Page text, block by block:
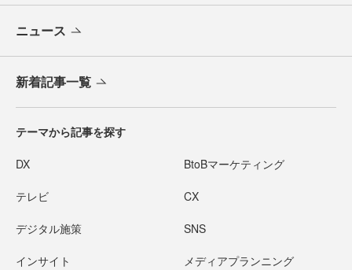
ニュース
新着記事一覧
テーマから記事を探す
DX BtoBマーケティング
テレビ CX
デジタル施策 SNS
インサイト メディアプランニング